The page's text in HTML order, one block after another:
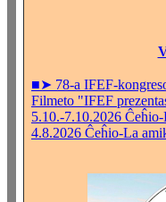
■➤ 78-a IFEF-
Filmeto "IFEF
5.10.-7.10.2026
4.8.2026 Ĉeĥio-La